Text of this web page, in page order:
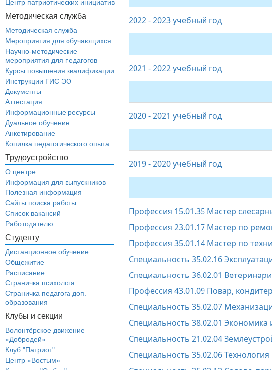
Центр патриотических инициатив
Методическая служба
Методическая служба
Мероприятия для обучающихся
Научно-методические
мероприятия для педагогов
Курсы повышения квалификации
Инструкции ГИС ЭО
Документы
Аттестация
Информационные ресурсы
Дуальное обучение
Анкетирование
Копилка педагогического опыта
Трудоустройство
О центре
Информация для выпускников
Полезная информация
Сайты поиска работы
Список вакансий
Работодателю
Студенту
Дистанционное обучение
Общежитие
Расписание
Страничка психолога
Страничка педагога доп.
образования
Клубы и секции
Волонтёрское движение
«Добродей»
Клуб "Патриот"
Центр «Востым»
2022 - 2023 учебный год
2021 - 2022 учебный год
2020 - 2021 учебный год
2019 - 2020 учебный год
Профессия 15.01.35 Мастер
Профессия 23.01.17 Мастер по
Профессия 35.01.14 Мастер по
Специальность 35.02.16
Специальность 36.02.01
Профессия 43.01.09 Повар, кондитер
Специальность 35.02.07
Специальность 38.02.01 Экономика
Специальность 21.02.04
Специальность 35.02.06